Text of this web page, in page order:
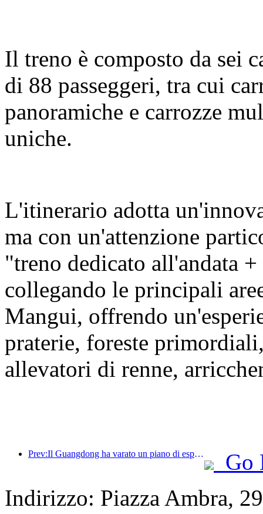
Il treno è composto da sei
di 88 passeggeri, tra cui
panoramiche e carrozze
uniche.
L'itinerario adotta
ma con un'attenzione
"treno dedicato all'andata
collegando le principali
Mangui, offrendo
praterie, foreste
allevatori di renne,
Prev:Il Guangdong ha varato un piano di espansione della capacità del settore dei servizi per trasformare la Greater Bay Area in una destinazione turistica di livello mondiale.
Go
Indirizzo: Piazza Ambra,